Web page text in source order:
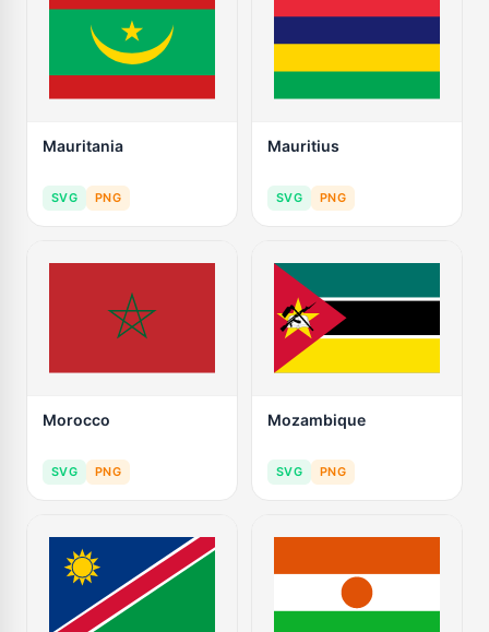
Mauritania
SVG PNG
Mauritius
SVG PNG
Morocco
SVG PNG
Mozambique
SVG PNG